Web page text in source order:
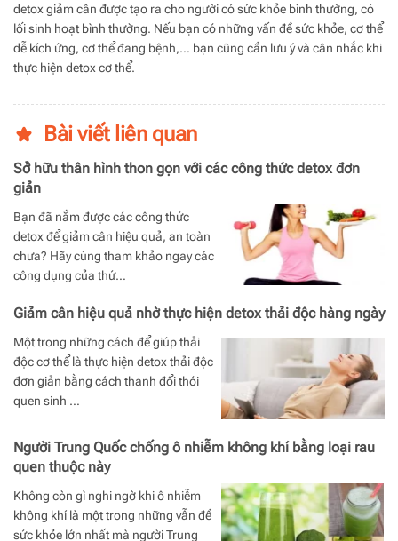
detox giảm cân được tạo ra cho người có sức khỏe bình thường, có
lối sinh hoạt bình thường. Nếu bạn có những vấn đề sức khỏe, cơ thể
dễ kích ứng, cơ thể đang bệnh,… bạn cũng cần lưu ý và cân nhắc khi
thực hiện detox cơ thể.
Bài viết liên quan
Sở hữu thân hình thon gọn với các công thức detox đơn
giản
Bạn đã nắm được các công thức
detox để giảm cân hiệu quả, an toàn
chưa? Hãy cùng tham khảo ngay các
công dụng của thứ…
Giảm cân hiệu quả nhờ thực hiện detox thải độc hàng ngày
Một trong những cách để giúp thải
độc cơ thể là thực hiện detox thải độc
đơn giản bằng cách thanh đổi thói
quen sinh …
Người Trung Quốc chống ô nhiễm không khí bằng loại rau
quen thuộc này
Không còn gì nghi ngờ khi ô nhiễm
không khí là một trong những vẫn đề
sức khỏe lớn nhất mà người Trung